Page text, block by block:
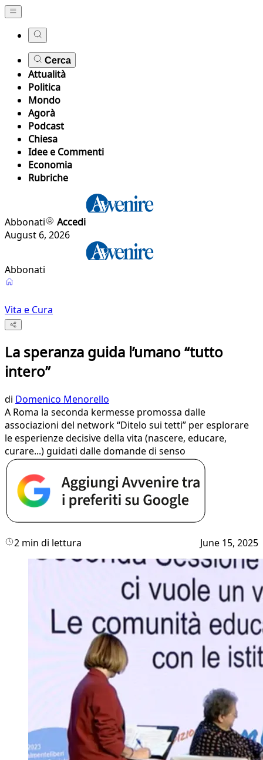
Cerca
Attualità
Politica
Mondo
Agorà
Podcast
Chiesa
Idee e Commenti
Economia
Rubriche
Abbonati
Accedi
August 6, 2026
Abbonati
Vita e Cura
La speranza guida l’umano “tutto
intero”
di Domenico Menorello
A Roma la seconda kermesse promossa dalle
associazioni del network “Ditelo sui tetti” per esplorare
le esperienze decisive della vita (nascere, educare,
curare...) guidati dalle domande di senso
2 min di lettura June 15, 2025